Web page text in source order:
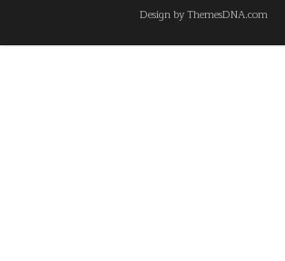
Design by ThemesDNA.com